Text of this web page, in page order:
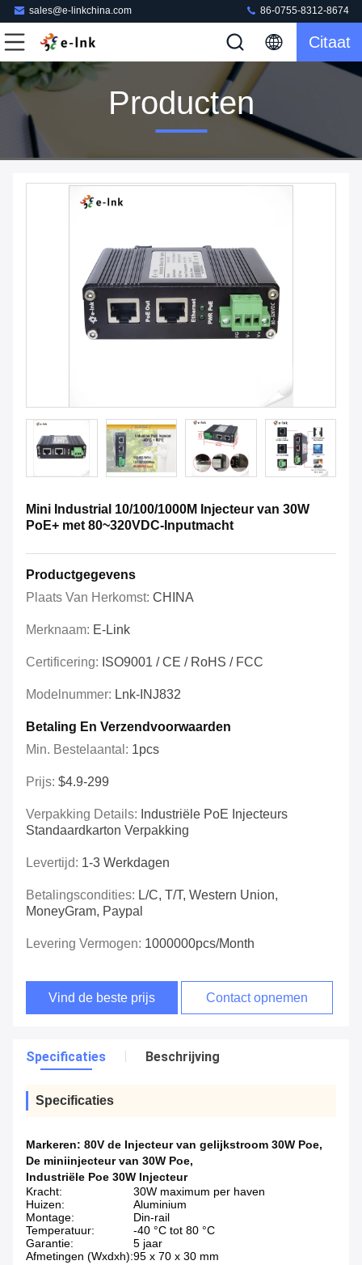
sales@e-linkchina.com 86-0755-8312-8674
Citaat
Producten
Mini Industrial 10/100/1000M Injecteur van 30W
PoE+ met 80~320VDC-Inputmacht
Productgegevens
Plaats Van Herkomst: CHINA
Merknaam: E-Link
Certificering: ISO9001 / CE / RoHS / FCC
Modelnummer: Lnk-INJ832
Betaling En Verzendvoorwaarden
Min. Bestelaantal: 1pcs
Prijs: $4.9-299
Verpakking Details: Industriële PoE Injecteurs
Standaardkarton Verpakking
Levertijd: 1-3 Werkdagen
Betalingscondities: L/C, T/T, Western Union,
MoneyGram, Paypal
Levering Vermogen: 1000000pcs/Month
Vind de beste prijs Contact opnemen
Specificaties Beschrijving
Specificaties
Markeren: 80V de Injecteur van gelijkstroom 30W Poe,
De miniinjecteur van 30W Poe,
Industriële Poe 30W Injecteur
Kracht:
30W maximum per haven
Huizen:
Aluminium
Montage:
Din-rail
Temperatuur:
-40 °C tot 80 °C
Garantie:
5 jaar
Afmetingen (Wxdxh):95 x 70 x 30 mm